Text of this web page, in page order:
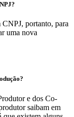
CNPJ, portanto, para
uma nova
e dos Co-
saibam em